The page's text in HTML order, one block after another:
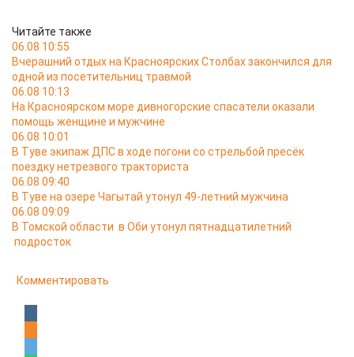
Читайте также
06.08 10:55
Вчерашний отдых на Красноярских Столбах закончился для
одной из посетительниц травмой
06.08 10:13
На Красноярском море дивногорские спасатели оказали
помощь женщине и мужчине
06.08 10:01
В Туве экипаж ДПС в ходе погони со стрельбой пресёк
поездку нетрезвого тракториста
06.08 09:40
В Туве на озере Чагытай утонул 49-летний мужчина
06.08 09:09
В Томской области в Оби утонул пятнадцатилетний
подросток
Комментировать